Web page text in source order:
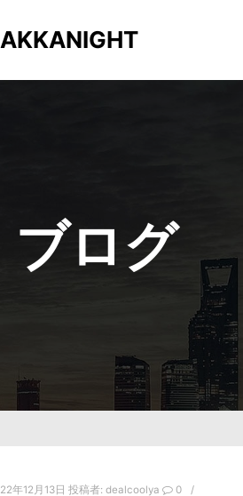
ブログ
年12月13日 投稿者:dealcoolya
0